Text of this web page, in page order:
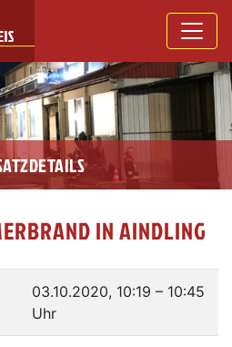
IN AINDLING
03.10.2020, 10:19 – 10:45
Uhr